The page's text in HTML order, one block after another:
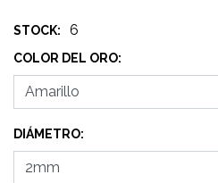
STOCK: 6
COLOR DEL ORO:
DIÁMETRO: